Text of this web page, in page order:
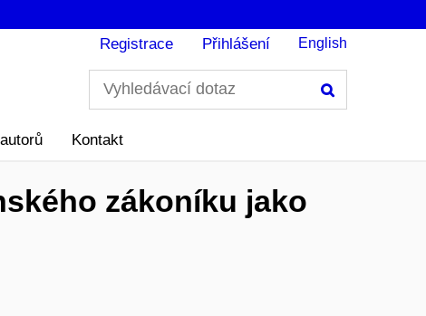
Registrace Přihlášení English
Kontakt
zákoníku jako